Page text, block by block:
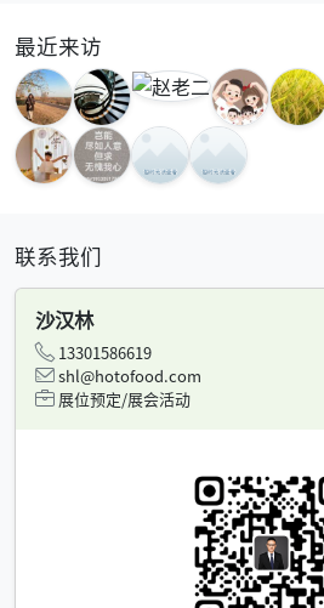
最近来访
联系我们
沙汉林
13301586619
shl@hotofood.com
展位预定/展会活动